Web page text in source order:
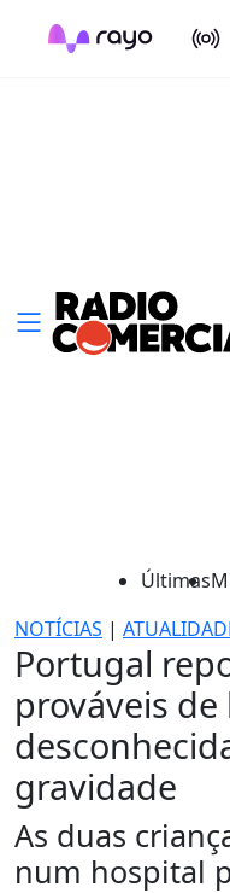
On Air
Últimas
NOTÍCIAS |
Portugal
prováveis
gravidade
As duas
num hospital